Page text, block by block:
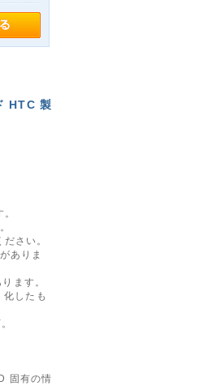
HTC 製
ださい。
ありま
ます。
したも
固有の情